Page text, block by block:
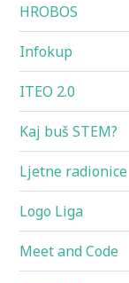
HROBOS
Infokup
ITEO 2.0
Kaj buš STEM?
Ljetne radionice
Logo Liga
Meet and Code